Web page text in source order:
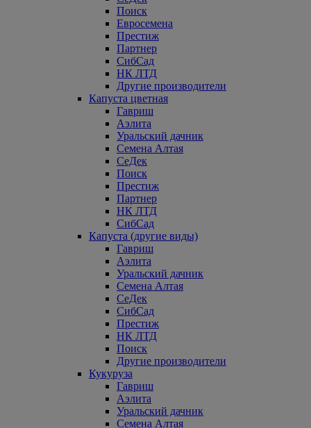
Поиск
Евросемена
Престиж
Партнер
СибСад
НК ЛТД
Другие производители
Капуста цветная
Гавриш
Аэлита
Уральский дачник
Семена Алтая
СеДек
Поиск
Престиж
Партнер
НК ЛТД
СибСад
Капуста (другие виды)
Гавриш
Аэлита
Уральский дачник
Семена Алтая
СеДек
СибСад
Престиж
НК ЛТД
Поиск
Другие производители
Кукуруза
Гавриш
Аэлита
Уральский дачник
Семена Алтая